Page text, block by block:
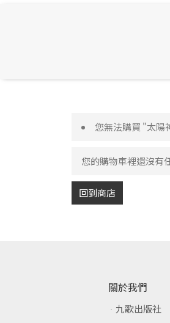
您無法購買 "太陽
您的購物車裡還沒有
回到商店
關於我們
九歌出版社